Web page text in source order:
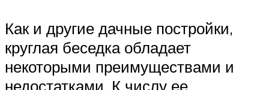
Как и другие дачные постройки,
круглая беседка обладает
некоторыми преимуществами и
недостатками. К числу ее